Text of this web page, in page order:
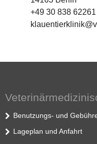
+49 30 838 62261
Benutzungs- und
Lageplan und Anfahrt